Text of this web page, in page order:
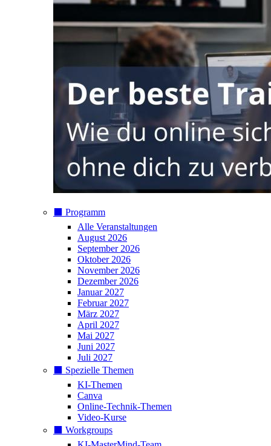
⬛️ Programm
Alle Veranstaltungen
August 2026
September 2026
Oktober 2026
November 2026
Dezember 2026
Januar 2027
Februar 2027
März 2027
April 2027
Mai 2027
Juni 2027
Juli 2027
⬛️ Spezielle Themen
KI-Themen
Canva
Online-Technik-Themen
Video-Kurse
⬛️ Workgroups